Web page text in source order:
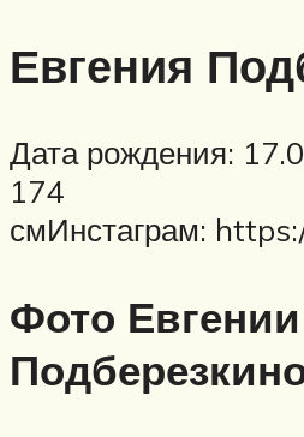
Евгения
Дата рождения:
174
смИнстаграм:
Фото Евгении